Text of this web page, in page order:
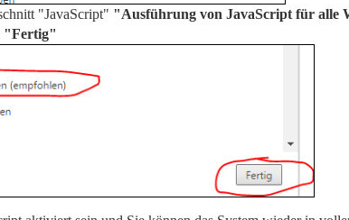
"JavaScript" "Ausführung von JavaScript für alle
"Fertig"